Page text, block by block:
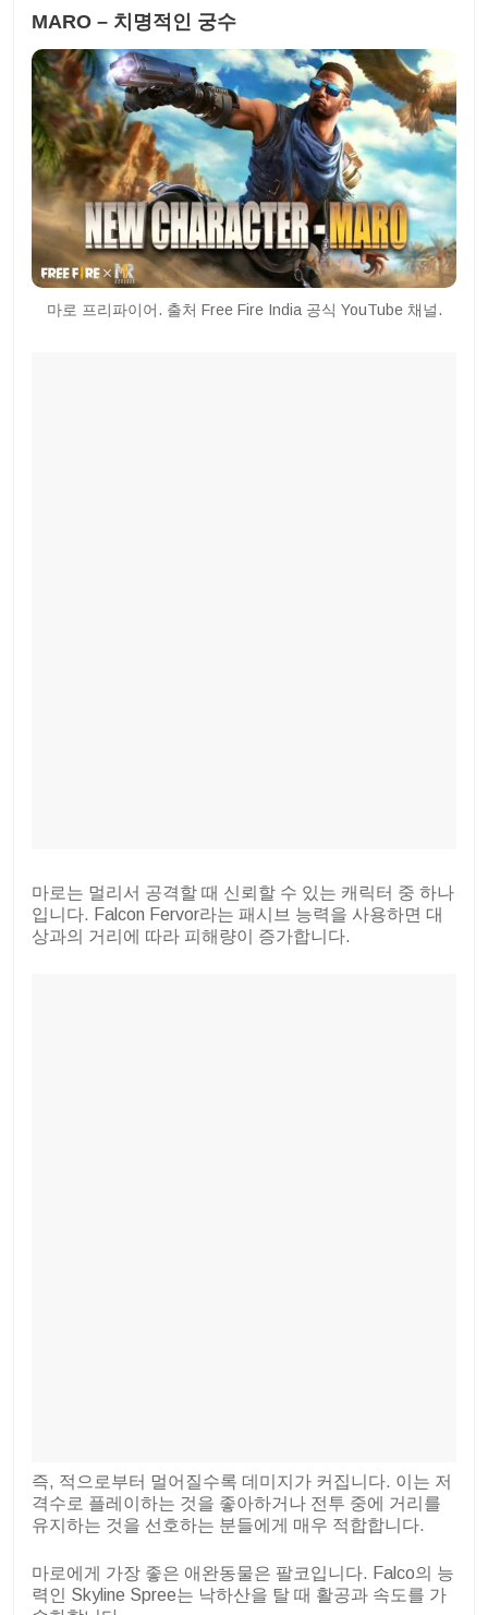
MARO – 치명적인 궁수
마로 프리파이어. 출처 Free Fire India 공식 YouTube 채널.
마로는 멀리서 공격할 때 신뢰할 수 있는 캐릭터 중 하나
입니다. Falcon Fervor라는 패시브 능력을 사용하면 대
상과의 거리에 따라 피해량이 증가합니다.
즉, 적으로부터 멀어질수록 데미지가 커집니다. 이는 저
격수로 플레이하는 것을 좋아하거나 전투 중에 거리를
유지하는 것을 선호하는 분들에게 매우 적합합니다.
마로에게 가장 좋은 애완동물은 팔코입니다. Falco의 능
력인 Skyline Spree는 낙하산을 탈 때 활공과 속도를 가